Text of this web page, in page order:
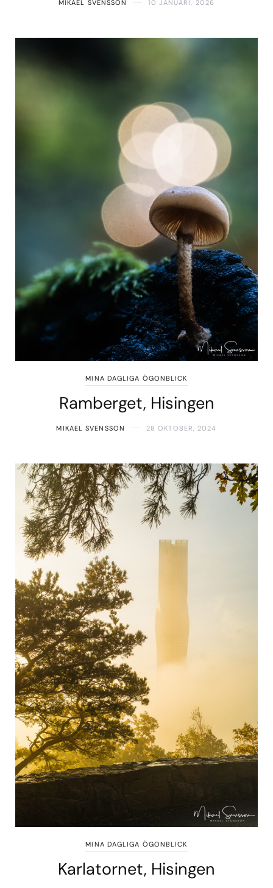
MIKAEL SVENSSON 10 JANUARI, 2026
MINA DAGLIGA ÖGONBLICK
Ramberget, Hisingen
MIKAEL SVENSSON 28 OKTOBER, 2024
MINA DAGLIGA ÖGONBLICK
Karlatornet, Hisingen